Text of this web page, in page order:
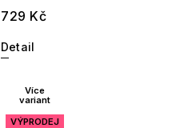
729 Kč
Detail
Více
variant
VÝPRODEJ